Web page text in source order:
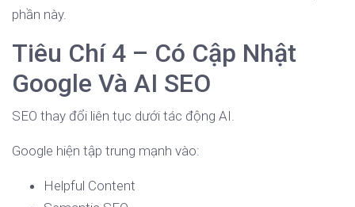
phần này.
Tiêu Chí 4 – Có Cập Nhật
Google Và AI SEO
SEO thay đổi liên tục dưới tác động AI.
Google hiện tập trung mạnh vào:
Helpful Content